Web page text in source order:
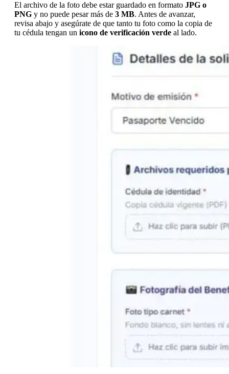
El archivo de la foto debe estar guardado en formato JPG o
PNG y no puede pesar más de 3 MB. Antes de avanzar,
revisa abajo y asegúrate de que tanto tu foto como la copia de
tu cédula tengan un icono de verificación verde al lado.